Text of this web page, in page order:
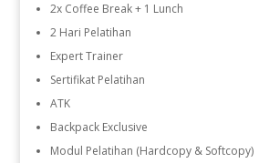
2x Coffee Break + 1 Lunch
2 Hari Pelatihan
Expert Trainer
Sertifikat Pelatihan
ATK
Backpack Exclusive
Modul Pelatihan (Hardcopy & Softcopy)